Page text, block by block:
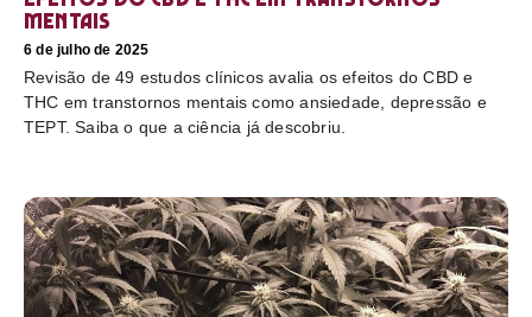
mentais
6 de julho de 2025
Revisão de 49 estudos clínicos avalia os efeitos do CBD e
THC em transtornos mentais como ansiedade, depressão e
TEPT. Saiba o que a ciência já descobriu.